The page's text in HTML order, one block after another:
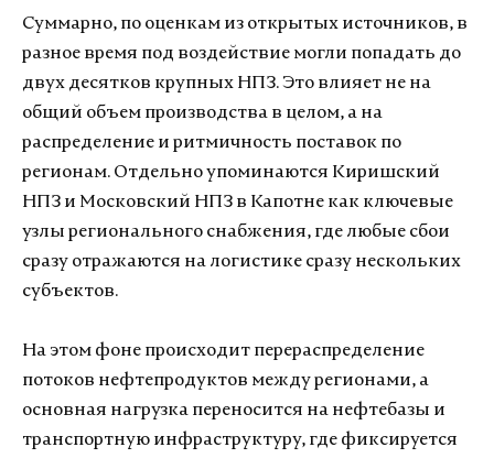
Суммарно, по оценкам из открытых источников, в
разное время под воздействие могли попадать до
двух десятков крупных НПЗ. Это влияет не на
общий объем производства в целом, а на
распределение и ритмичность поставок по
регионам. Отдельно упоминаются Киришский
НПЗ и Московский НПЗ в Капотне как ключевые
узлы регионального снабжения, где любые сбои
сразу отражаются на логистике сразу нескольких
субъектов.
На этом фоне происходит перераспределение
потоков нефтепродуктов между регионами, а
основная нагрузка переносится на нефтебазы и
транспортную инфраструктуру, где фиксируется